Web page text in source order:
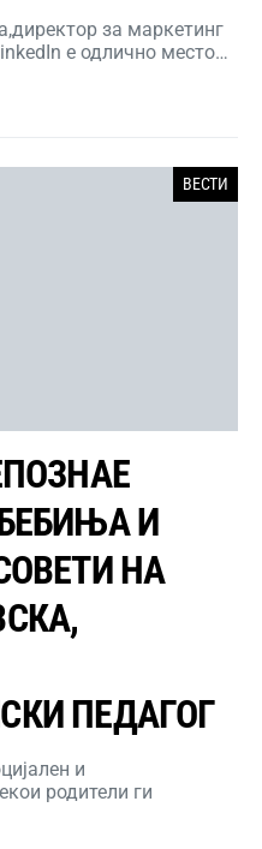
за маркетинг
е одлично место…
ВЕСТИ
И
НА
ПЕДАГОГ
и
родители ги